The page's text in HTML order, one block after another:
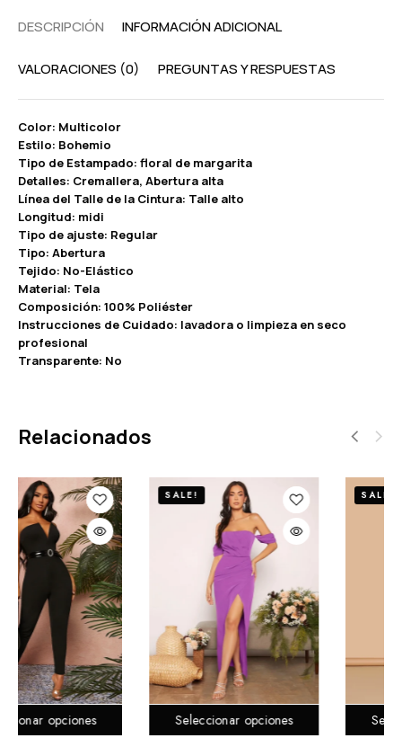
DESCRIPCIÓN INFORMACIÓN ADICIONAL
VALORACIONES (0) PREGUNTAS Y RESPUESTAS
Color: Multicolor
Estilo: Bohemio
Tipo de Estampado: floral de margarita
Detalles: Cremallera, Abertura alta
Línea del Talle de la Cintura: Talle alto
Longitud: midi
Tipo de ajuste: Regular
Tipo: Abertura
Tejido: No-Elástico
Material: Tela
Composición: 100% Poliéster
Instrucciones de Cuidado: lavadora o limpieza en seco
profesional
Transparente: No
Relacionados
Seleccionar opciones
SALE!
Seleccionar opciones
SALE!